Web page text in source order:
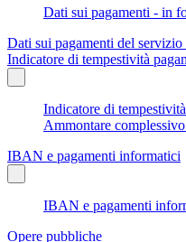
Dati sui pagamenti - in
Dati sui pagamenti del
Indicatore di tempestività
Indicatore di
Ammontare
IBAN e pagamenti informatici
IBAN e pagamenti
Opere pubbliche